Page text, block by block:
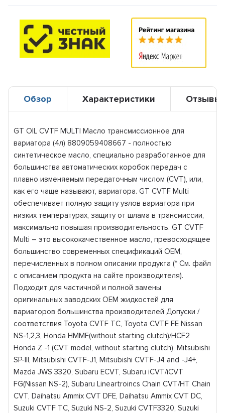
Обзор Характеристики Отзывы
GT OIL CVTF MULTI Масло трансмиссионное для
вариатора (4л) 8809059408667 - полностью
синтетическое масло, специально разработанное для
большинства автоматических коробок передач с
плавно изменяемым передаточным числом (CVT), или,
как его чаще называют, вариатора. GT CVTF Multi
обеспечивает полную защиту узлов вариатора при
низких температурах, защиту от шлама в трансмиссии,
максимально повышая производительность. GT CVTF
Multi – это высококачественное масло, превосходящее
большинство современных спецификаций OEM,
перечисленных в полном описании продукта (* См. файл
с описанием продукта на сайте производителя).
Подходит для частичной и полной замены
оригинальных заводских OEM жидкостей для
вариаторов большинства производителей Допуски /
соответствия Toyota CVTF TC, Toyota CVTF FE Nissan
NS-1,2,3, Honda HMMF(without starting clutch)/HCF2
Honda Z -1 (CVT model, without starting clutch), Mitsubishi
SP-III, Mitsubishi CVTF-J1, Mitsubishi CVTF-J4 and -J4+,
Mazda JWS 3320, Subaru ECVT, Subaru iCVT/iCVT
FG(Nissan NS-2), Subaru Lineartroincs Chain CVT/HT Chain
CVT, Daihatsu Ammix CVT DFE, Daihatsu Ammix CVT DC,
Suzuki CVTF TC, Suzuki NS-2, Suzuki CVTF3320, Suzuki